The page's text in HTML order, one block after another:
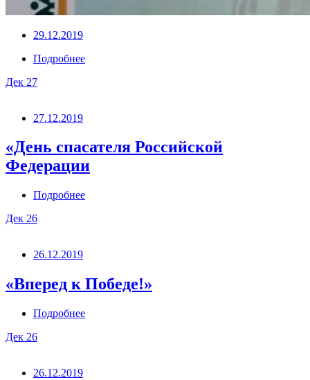
29.12.2019
Подробнее
Дек 27
27.12.2019
«День спасателя Российской
Федерации
Подробнее
Дек 26
26.12.2019
«Вперед к Победе!»
Подробнее
Дек 26
26.12.2019